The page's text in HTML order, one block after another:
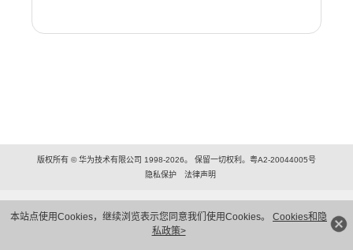
本站点使用Cookies，继续浏览表示您同意我们使用Cookies。 Cookies和隐
私政策>
版权所有 © 华为技术有限公司 1998-2026。 保留一切权利。粤A2-20044005号
隐私保护
法律声明